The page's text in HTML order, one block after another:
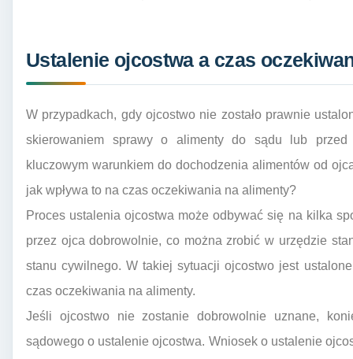
Ustalenie ojcostwa a czas
W przypadkach, gdy ojcostwo nie zostało prawnie
skierowaniem sprawy o alimenty do sądu lub
kluczowym warunkiem do dochodzenia alimentów od
jak wpływa to na czas oczekiwania na alimenty?
Proces ustalenia ojcostwa może odbywać się na kilka
przez ojca dobrowolnie, co można zrobić w urzędzie
stanu cywilnego. W takiej sytuacji ojcostwo jest
czas oczekiwania na alimenty.
Jeśli ojcostwo nie zostanie dobrowolnie uznane,
sądowego o ustalenie ojcostwa. Wniosek o ustalenie